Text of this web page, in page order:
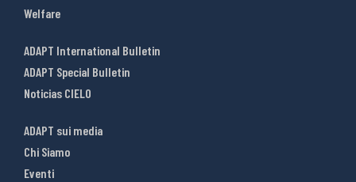
Welfare
ADAPT International Bulletin
ADAPT Special Bulletin
Noticias CIELO
ADAPT sui media
Chi Siamo
Eventi